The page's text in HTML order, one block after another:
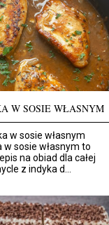
W SOSIE WŁASNYM
w sosie własnym
w sosie własnym to
na obiad dla całej
z indyka d...